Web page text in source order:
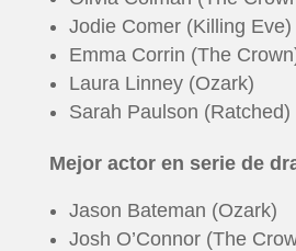
Jodie Comer (Killing Eve)
Emma Corrin (The
Laura Linney (Ozark)
Sarah Paulson (Ratched)
Mejor actor en serie de
Jason Bateman (Ozark)
Josh O’Connor (The